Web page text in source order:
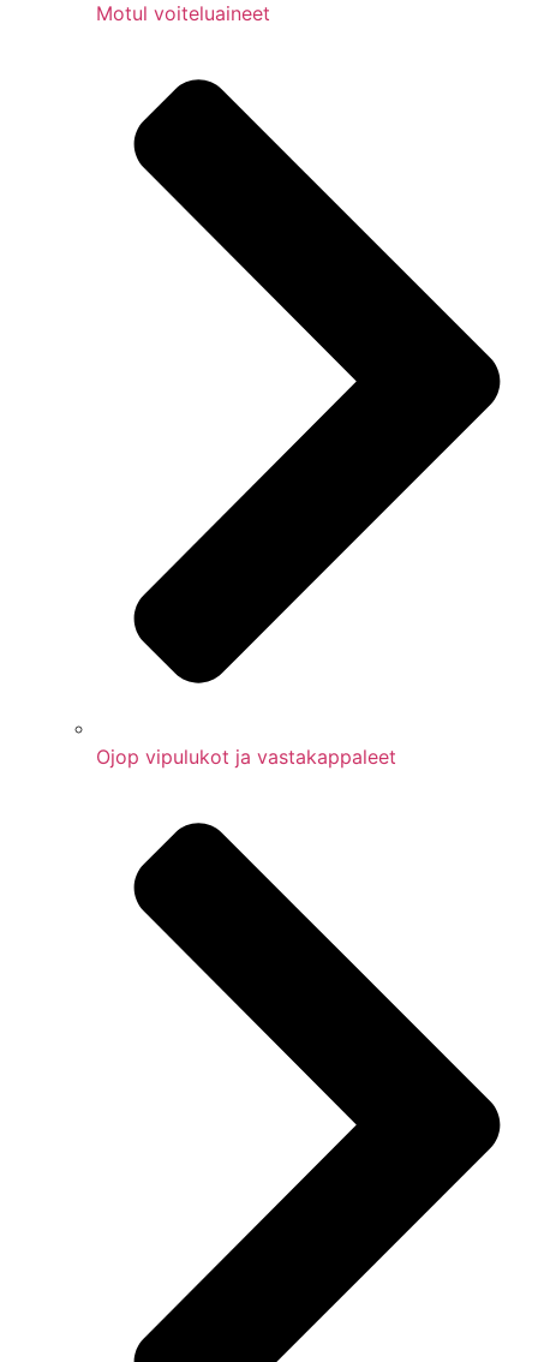
Motul voiteluaineet
Ojop vipulukot ja vastakappaleet